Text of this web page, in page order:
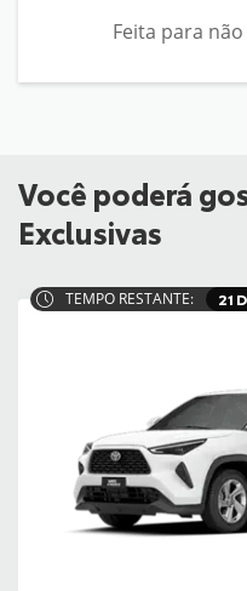
Feita para
Você poderá
Exclusivas
TEMPO RESTANTE: 21